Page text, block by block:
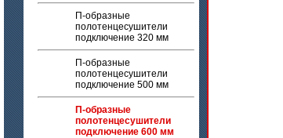
П-образные
полотенцесушители
подключение 320 мм
П-образные
полотенцесушители
подключение 500 мм
П-образные
полотенцесушители
подключение 600 мм